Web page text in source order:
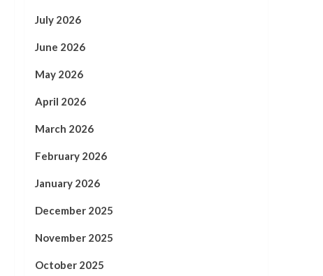
July 2026
June 2026
May 2026
April 2026
March 2026
February 2026
January 2026
December 2025
November 2025
October 2025